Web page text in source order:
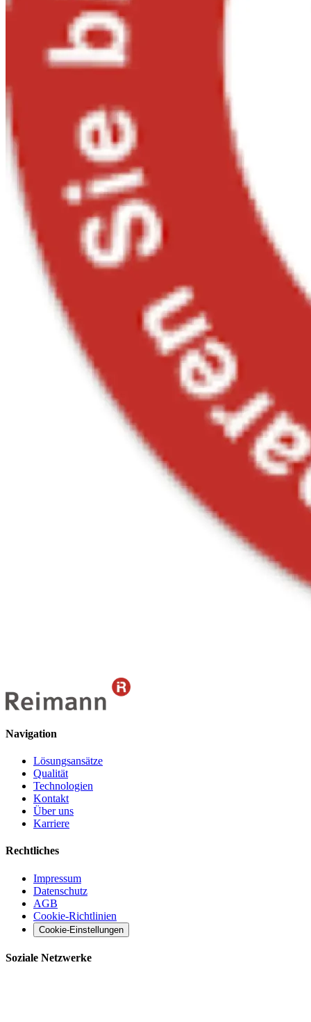
Navigation
Lösungsansätze
Qualität
Technologien
Kontakt
Über uns
Karriere
Rechtliches
Impressum
Datenschutz
AGB
Cookie-Richtlinien
Cookie-Einstellungen
Soziale Netzwerke